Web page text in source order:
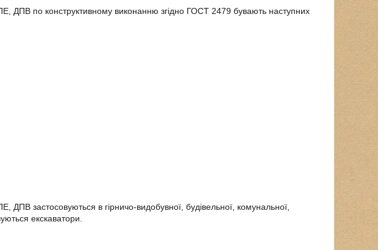
ДПВ по конструктивному виконанню згідно ГОСТ 2479 бувають наступних
застосовуються в гірничо-видобувної, будівельної, комунальної,
екскаватори.